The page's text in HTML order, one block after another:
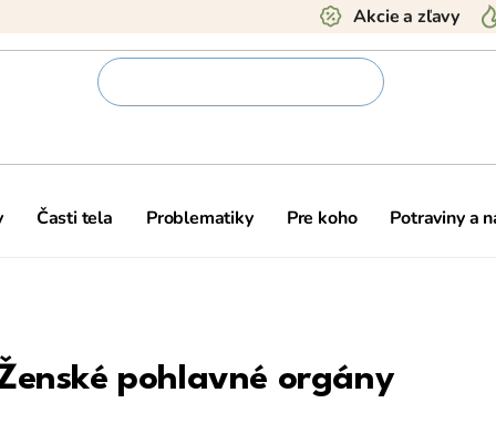
Akcie a zľavy
Časti tela Problematiky Pre koho Potraviny a
pohlavné orgány